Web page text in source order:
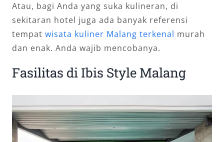
Atau, bagi Anda yang suka kulineran, di
sekitaran hotel juga ada banyak referensi
tempat wisata kuliner Malang terkenal murah
dan enak. Anda wajib mencobanya.
Fasilitas di Ibis Style Malang